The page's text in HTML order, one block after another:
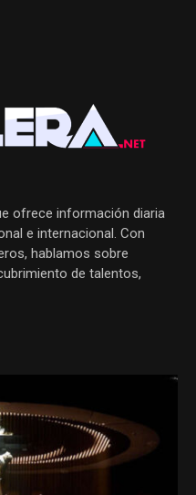
ofrece información diaria
e internacional. Con
hablamos sobre
de talentos,